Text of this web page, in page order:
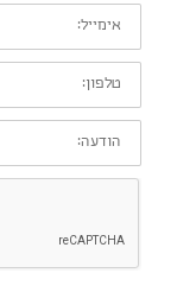
אימייל:
טלפון:
הודעה: